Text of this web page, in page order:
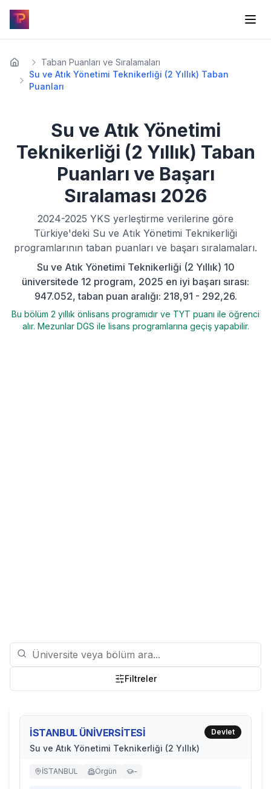
Taban Puanları ve Sıralamaları
Su ve Atık Yönetimi Teknikerliği (2 Yıllık) Taban
Puanları
Su ve Atık Yönetimi
Teknikerliği (2 Yıllık) Taban
Puanları ve Başarı
Sıralaması 2026
2024-2025 YKS yerleştirme verilerine göre
Türkiye'deki Su ve Atık Yönetimi Teknikerliği
programlarının taban puanları ve başarı sıralamaları.
Su ve Atık Yönetimi Teknikerliği (2 Yıllık) 10
üniversitede 12 program, 2025 en iyi başarı sırası:
947.052, taban puan aralığı: 218,91 - 292,26.
Bu bölüm 2 yıllık önlisans programıdır ve TYT puanı ile öğrenci
alır. Mezunlar DGS ile lisans programlarına geçiş yapabilir.
Filtreler
İSTANBUL ÜNİVERSİTESİ
Su ve Atık Yönetimi Teknikerliği (2 Yıllık)
Devlet
İSTANBUL Örgün -